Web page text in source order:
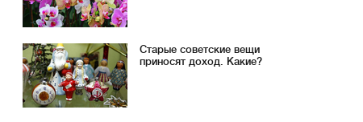
Старые советские вещи
приносят доход. Какие?